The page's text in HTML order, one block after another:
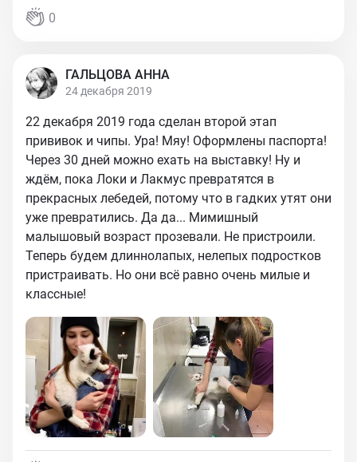
0
ГАЛЬЦОВА АННА
24 декабря 2019
22 декабря 2019 года сделан второй этап
прививок и чипы. Ура! Мяу! Оформлены паспорта!
Через 30 дней можно ехать на выставку! Ну и
ждём, пока Локи и Лакмус превратятся в
прекрасных лебедей, потому что в гадких утят они
уже превратились. Да да... Мимишный
малышовый возраст прозевали. Не пристроили.
Теперь будем длиннолапых, нелепых подростков
пристраивать. Но они всё равно очень милые и
классные!